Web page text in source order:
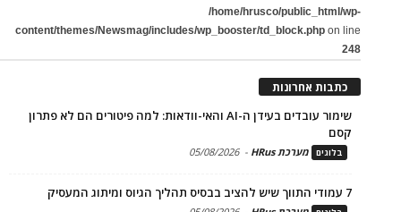
/home/hrusco/public_html/wp-
content/themes/Newsmag/includes/wp_booster/td_block.php on line
248
כתבות אחרונות
שימור עובדים בעידן ה-AI והאי-וודאות: למה פיטורים הם לא פתרון
קסם
בלוגים מערכת HRus -
05/08/2026
7 עמודי התווך שיש להציב בבסיס תהליך הגיוס ומיתוג המעסיק